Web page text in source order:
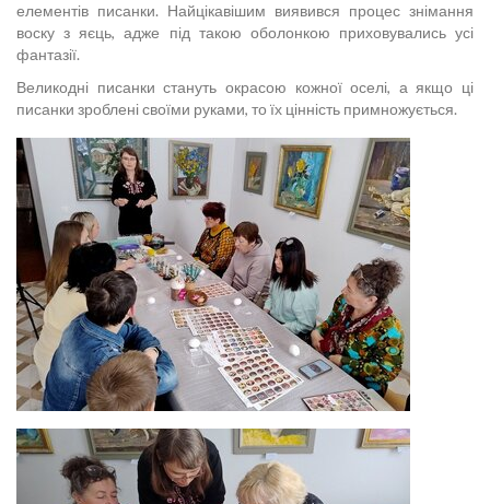
елементів писанки. Найцікавішим виявився процес знімання
воску з яєць, адже під такою оболонкою приховувались усі
фантазії.
Великодні писанки стануть окрасою кожної оселі, а якщо ці
писанки зроблені своїми руками, то їх цінність примножується.